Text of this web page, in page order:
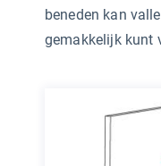
beneden kan
gemakkelijk kunt